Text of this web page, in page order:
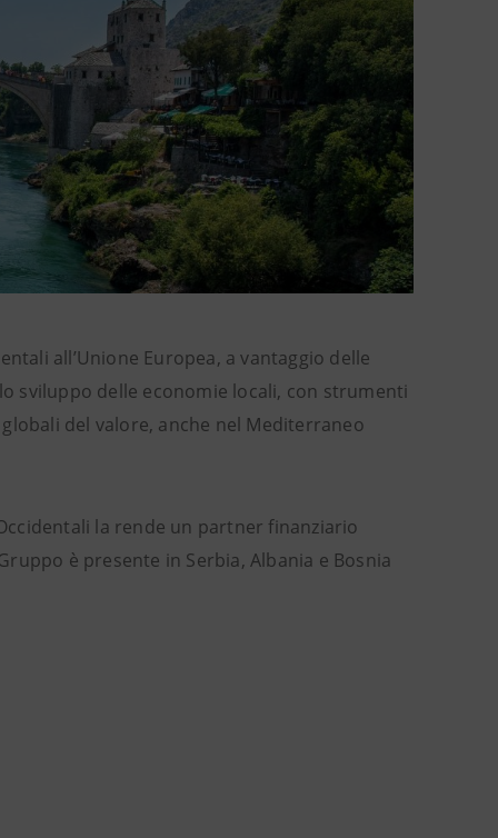
all’Unione Europea, a vantaggio delle
sviluppo delle economie locali, con strumenti
del valore, anche nel Mediterraneo
la rende un partner finanziario
è presente in Serbia, Albania e Bosnia